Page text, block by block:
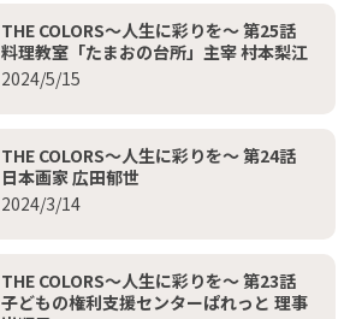
THE COLORS～人生に彩りを～ 第25話
料理教室「たまおの台所」主宰 村本梨江
2024/5/15
THE COLORS～人生に彩りを～ 第24話
日本画家 広田郁世
2024/3/14
THE COLORS～人生に彩りを～ 第23話
子どもの権利支援センターぱれっと 理事